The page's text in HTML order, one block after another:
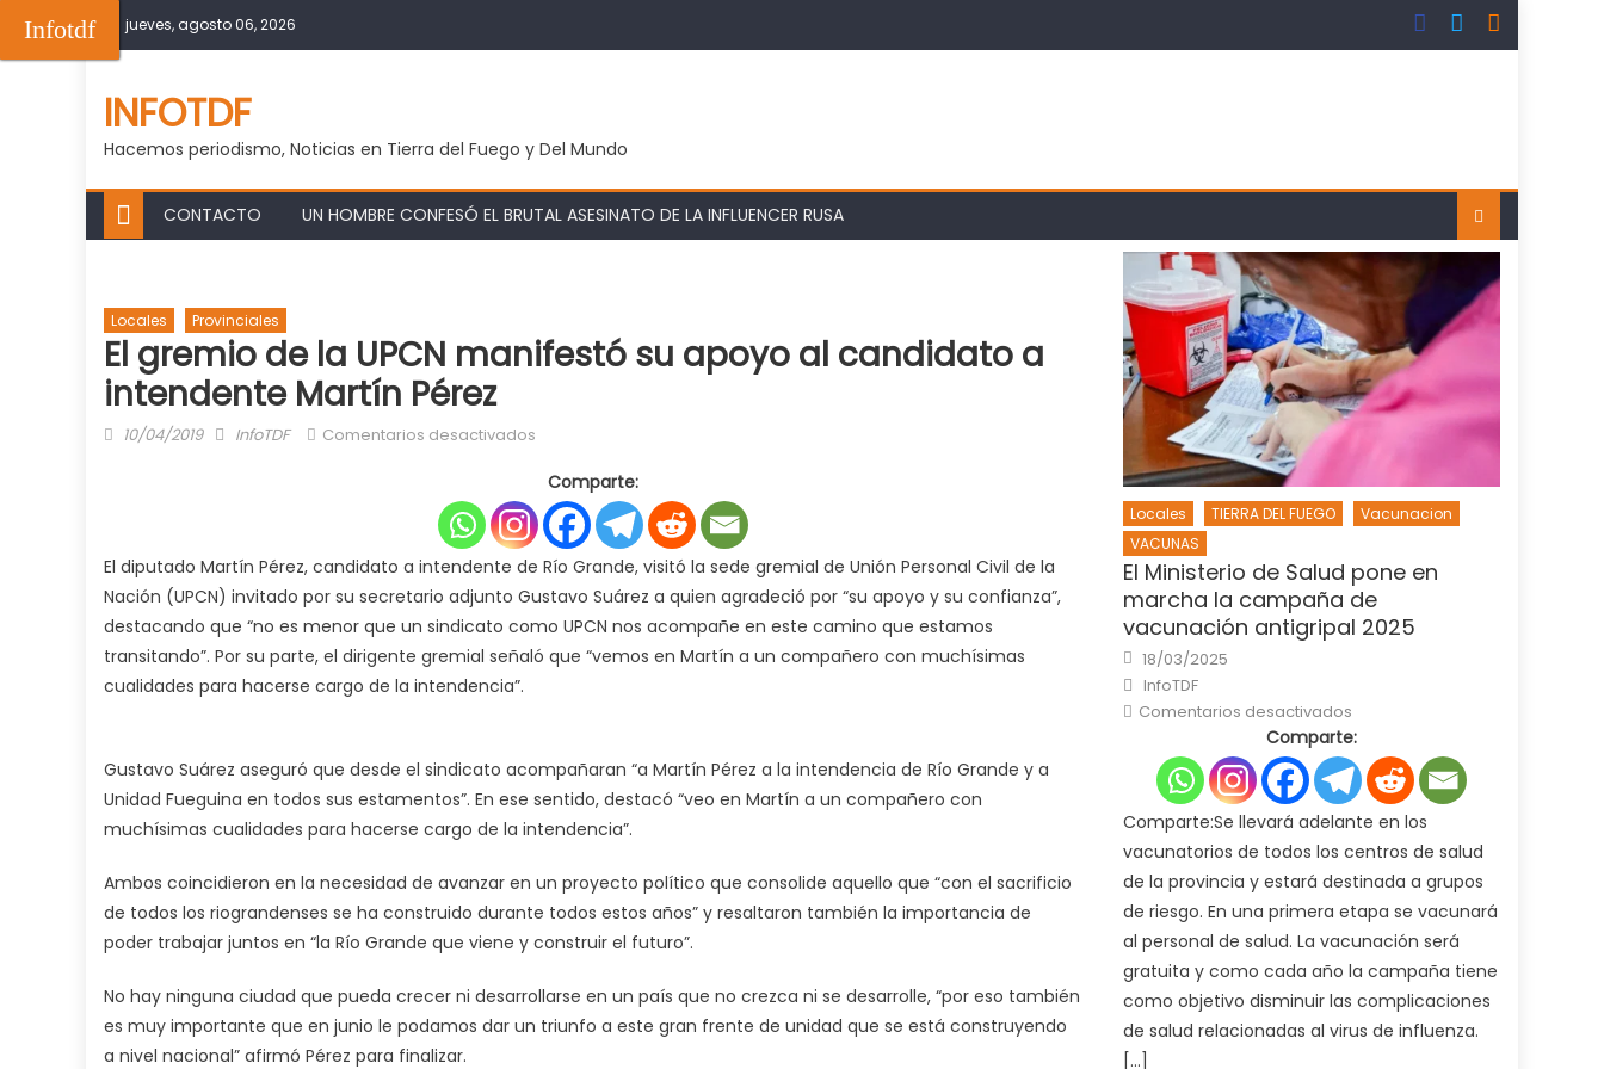
to
jueves, agosto 06, 2026
INFOTDF
Hacemos periodismo, Noticias en Tierra del Fuego y Del Mundo
CONTACTO UN HOMBRE CONFESÓ EL BRUTAL ASESINATO DE LA INFLUENCER RUSA
Locales Provinciales
El gremio de la UPCN manifestó su apoyo al candidato a
intendente Martín Pérez
Posted
10/04/2019 Author
InfoTDF Comentarios desactivados
gremio
de
la
UPCN
manifestó
su
apoyo
intendente
Martín
Pérez
Comparte:
El diputado Martín Pérez, candidato a intendente de Río Grande, visitó la sede gremial de Unión Personal Civil de la
Nación (UPCN) invitado por su secretario adjunto Gustavo Suárez a quien agradeció por “su apoyo y su confianza”,
destacando que “no es menor que un sindicato como UPCN nos acompañe en este camino que estamos
transitando”. Por su parte, el dirigente gremial señaló que “vemos en Martín a un compañero con muchísimas
cualidades para hacerse cargo de la intendencia”.
Gustavo Suárez aseguró que desde el sindicato acompañaran “a Martín Pérez a la intendencia de Río Grande y a
Unidad Fueguina en todos sus estamentos”. En ese sentido, destacó “veo en Martín a un compañero con
muchísimas cualidades para hacerse cargo de la intendencia”.
Ambos coincidieron en la necesidad de avanzar en un proyecto político que consolide aquello que “con el sacrificio
de todos los riograndenses se ha construido durante todos estos años” y resaltaron también la importancia de
poder trabajar juntos en “la Río Grande que viene y construir el futuro”.
No hay ninguna ciudad que pueda crecer ni desarrollarse en un país que no crezca ni se desarrolle, “por eso también
es muy importante que en junio le podamos dar un triunfo a este gran frente de unidad que se está construyendo
a nivel nacional” afirmó Pérez para finalizar.
Locales TIERRA DEL FUEGO
Vacunacion
VACUNAS
El Ministerio de Salud pone en
marcha la campaña de
vacunación antigripal 2025
Posted
on
18/03/2025
Author
InfoTDF
Comentarios desactivados
Ministerio
Salud
pone
en
marcha
la
campaña
de
vacunación
antigripal
2025
Comparte:
Comparte:Se llevará adelante en los
vacunatorios de todos los centros de salud
de la provincia y estará destinada a grupos
de riesgo. En una primera etapa se vacunará
al personal de salud. La vacunación será
gratuita y como cada año la campaña tiene
como objetivo disminuir las complicaciones
de salud relacionadas al virus de influenza.
[…]
Infotdf